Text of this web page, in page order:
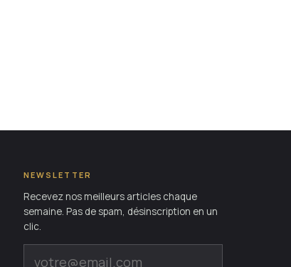
NEWSLETTER
Recevez nos meilleurs articles chaque
semaine. Pas de spam, désinscription en un
clic.